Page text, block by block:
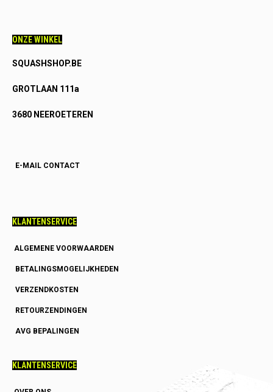
ONZE WINKEL
SQUASHSHOP.BE
GROTLAAN 111a
3680 NEEROETEREN
E-MAIL CONTACT
KLANTENSERVICE
ALGEMENE VOORWAARDEN
BETALINGSMOGELIJKHEDEN
VERZENDKOSTEN
RETOURZENDINGEN
AVG BEPALINGEN
KLANTENSERVICE